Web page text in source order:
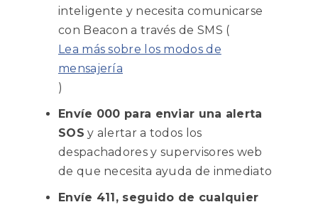
inteligente y necesita comunicarse
con Beacon a través de SMS (
Lea más sobre los modos de
mensajería
)
Envíe 000 para enviar una alerta
SOS y alertar a todos los
despachadores y supervisores web
de que necesita ayuda de inmediato
Envíe 411, seguido de cualquier